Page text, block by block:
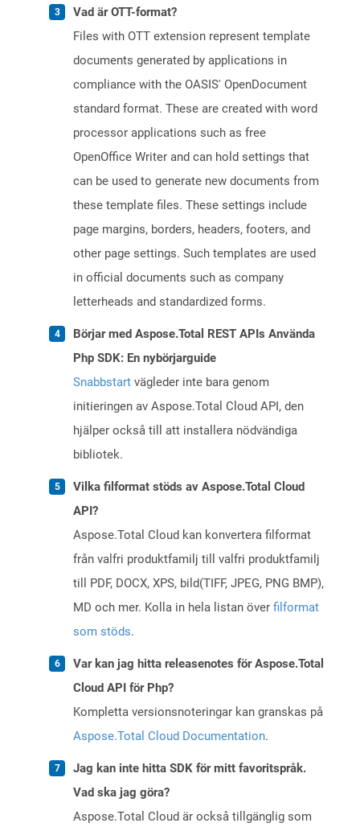
Vad är OTT-format?
Files with OTT extension represent template
documents generated by applications in
compliance with the OASIS' OpenDocument
standard format. These are created with word
processor applications such as free
OpenOffice Writer and can hold settings that
can be used to generate new documents from
these template files. These settings include
page margins, borders, headers, footers, and
other page settings. Such templates are used
in official documents such as company
letterheads and standardized forms.
Börjar med Aspose.Total REST APIs Använda
Php SDK: En nybörjarguide
Snabbstart vägleder inte bara genom
initieringen av Aspose.Total Cloud API, den
hjälper också till att installera nödvändiga
bibliotek.
Vilka filformat stöds av Aspose.Total Cloud
API?
Aspose.Total Cloud kan konvertera filformat
från valfri produktfamilj till valfri produktfamilj
till PDF, DOCX, XPS, bild(TIFF, JPEG, PNG BMP),
MD och mer. Kolla in hela listan över filformat
som stöds.
Var kan jag hitta releasenotes för Aspose.Total
Cloud API för Php?
Kompletta versionsnoteringar kan granskas på
Aspose.Total Cloud Documentation.
Jag kan inte hitta SDK för mitt favoritspråk.
Vad ska jag göra?
Aspose.Total Cloud är också tillgänglig som